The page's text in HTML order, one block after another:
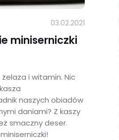
03.02.2021
miniserniczki
i witamin. Nic
naszych obiadów
daniami? Z kaszy
smaczny deser.